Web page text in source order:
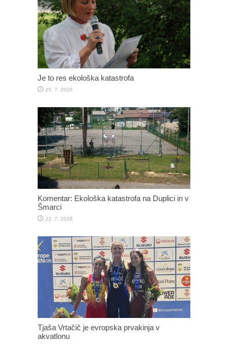
Je to res ekološka katastrofa
25. 7. 2026
Komentar: Ekološka katastrofa na Duplici in v
Šmarci
22. 7. 2026
Tjaša Vrtačič je evropska prvakinja v
akvatlonu